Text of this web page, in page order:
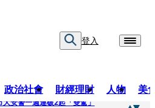
登入
政治社會 財經理財 人物 美
安警一週連破2起「雙駕」